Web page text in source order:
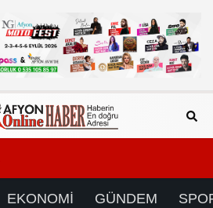
EKONOMİ GÜNDEM